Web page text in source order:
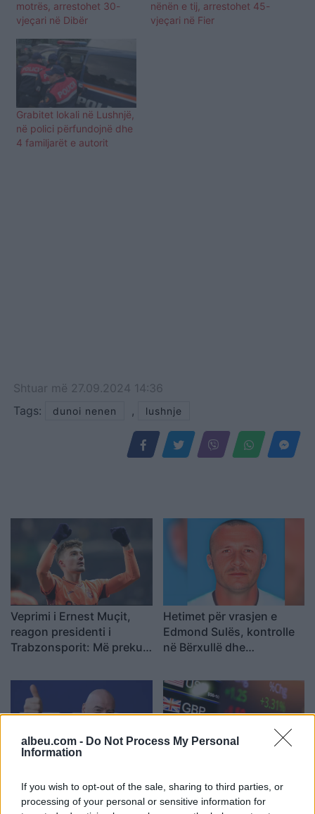
albeu.com - Do Not Process My Personal
Information
If you wish to opt-out of the sale, sharing to third parties, or
processing of your personal or sensitive information for
motrës, arrestohet 30-
vjeçari në Dibër
nënën e tij, arrestohet 45-
vjeçari në Fier
Grabitet lokali në Lushnjë,
në polici përfundojnë dhe
4 familjarët e autorit
Shtuar më 27.09.2024 14:36
Tags:
dunoi nenen , lushnje
Veprimi i Ernest Muçit,
reagon presidenti i
Trabzonsporit: Më preku
Hetimet për vrasjen e
Edmond Sulës, kontrolle
në Bërxullë dhe
t’u marrë në pyetje
me Infantinon, federata
del me deklaratë zyrtare:
blihen e shiten dollari dhe
euro, çfarë ndodh me